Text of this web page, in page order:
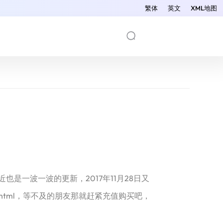
繁体 英文 XML地图
是一波一波的更新，2017年11月28日又
，等不及的朋友那就赶紧充值购买吧，